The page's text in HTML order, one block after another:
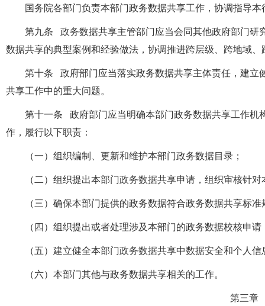
国务院各部门负责本部门政务数据共享工作，协调指导
第九条 政务数据共享主管部门应当会同其他政府部门研
数据共享的典型案例和经验做法，协调推进跨层级、跨地域
第十条 政府部门应当落实政务数据共享主体责任，建立
共享工作中的重大问题。
第十一条 政府部门应当明确本部门政务数据共享工作机
作，履行以下职责：
（一）组织编制、更新和维护本部门政务数据目录；
（二）组织提出本部门政务数据共享申请，组织审核针
（三）确保本部门提供的政务数据符合政务数据共享标准
（四）组织提出或者处理涉及本部门的政务数据校核申请
（五）建立健全本部门政务数据共享中数据安全和个人
（六）本部门其他与政务数据共享相关的工作。
第三章